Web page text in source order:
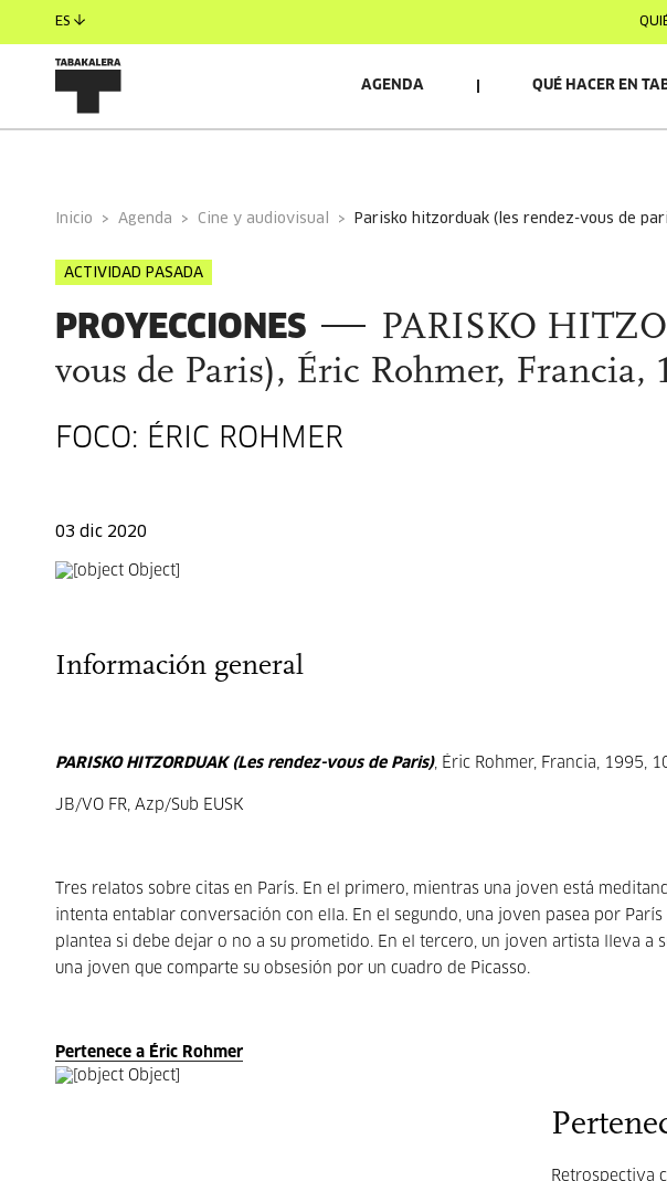
ES
AGENDA QUÉ HACER EN
Inicio Agenda Cine y audiovisual parisko hitzorduak (les rendez-vous de
ACTIVIDAD PASADA
PROYECCIONES
PARISKO
vous de Paris), Éric Rohmer, Francia,
FOCO: ÉRIC ROHMER
03 dic 2020
Información general
PARISKO HITZORDUAK (Les rendez-vous de Paris), Éric Rohmer, Francia, 1995,
JB/VO FR, Azp/Sub EUSK
Tres relatos sobre citas en París. En el primero, mientras una joven está
intenta entablar conversación con ella. En el segundo, una joven pasea por
plantea si debe dejar o no a su prometido. En el tercero, un joven artista lleva a
una joven que comparte su obsesión por un cuadro de Picasso.
Pertenece a Éric Rohmer
Retrospectiva